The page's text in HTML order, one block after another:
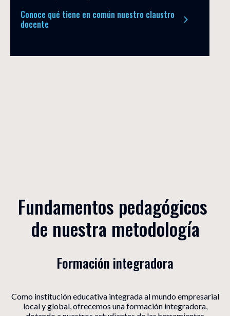
Conoce qué tiene en común nuestro claustro
docente
Fundamentos pedagógicos
de nuestra metodología
Formación integradora
Como institución educativa integrada al mundo empresarial
local y global, ofrecemos una formación integradora,